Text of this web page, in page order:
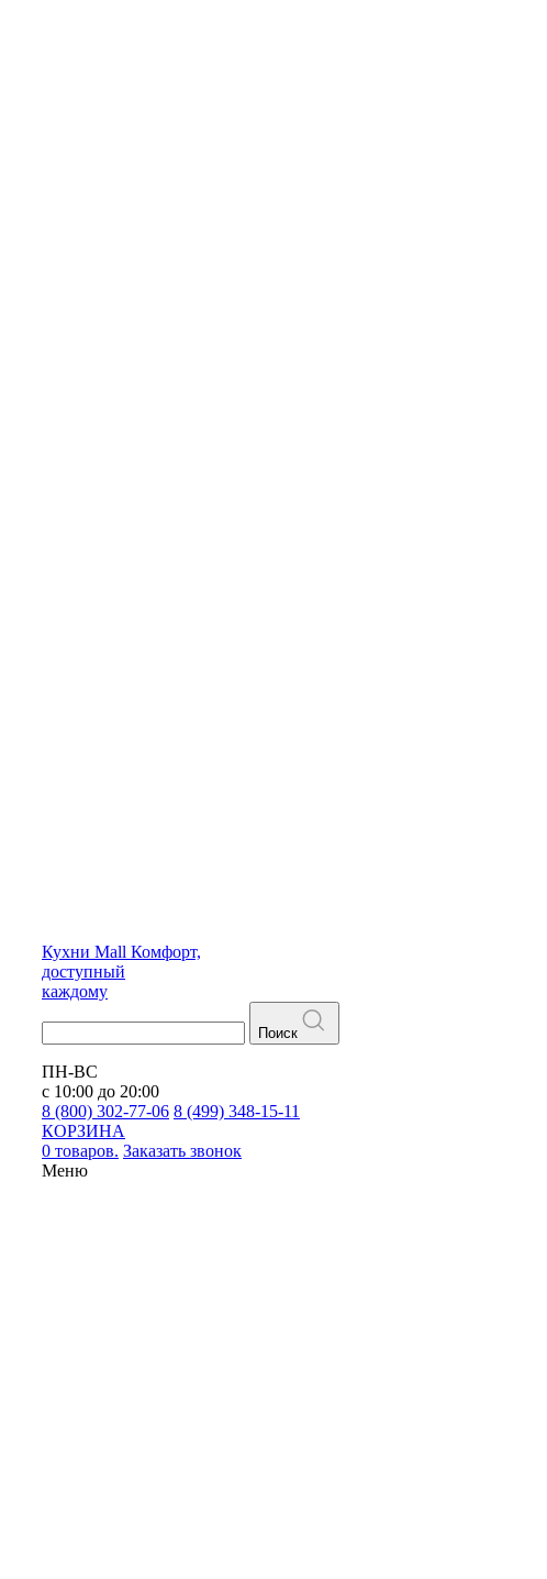
Кухни Mall Комфорт,
доступный
каждому
Поиск
ПН-ВС
с 10:00 до 20:00
8 (800) 302-77-06 8 (499) 348-15-11
КОРЗИНА
0 товаров. Заказать звонок
Меню